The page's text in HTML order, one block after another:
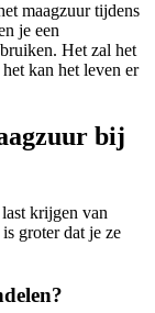
maagzuur tijdens
je een
Het zal het
kan het leven er
bij
krijgen van
groter dat je ze